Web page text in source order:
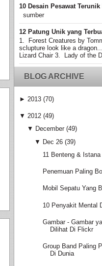
10 Desain Pesawat
sumber
12 Patung Unik yang
1. Forest Creatures by
sclupture look like a
Lizard Chair 3. Lady of the
BLOG ARCHIVE
► 2013 (70)
▼ 2012 (49)
▼ December (49)
▼ Dec 26 (39)
11 Benteng &
Penemuan Paling
Mobil Sepatu Yang
10 Penyakit Mental
Gambar - Gambar
Dilihat Di Flickr
Group Band Paling
Di Dunia